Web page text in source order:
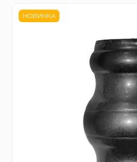
НОВИНКА